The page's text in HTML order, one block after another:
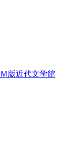
版近代文学館